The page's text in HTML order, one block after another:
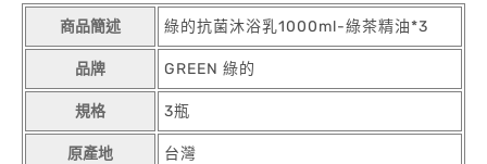
商品簡述 綠的抗菌沐浴乳1000ml-綠茶精油*3
品牌 GREEN 綠的
規格 3瓶
原產地 台灣